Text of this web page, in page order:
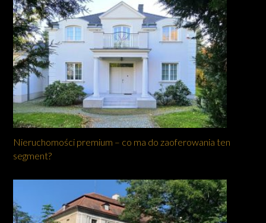
Nieruchomości premium – co ma do zaoferowania ten
segment?